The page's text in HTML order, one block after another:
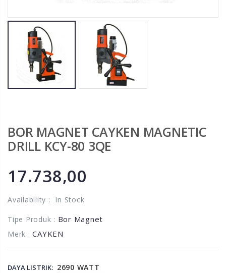
BOR MAGNET CAYKEN MAGNETIC
DRILL KCY-80 3QE
17.738,00
Availability : In Stock
Tipe Produk : Bor Magnet
Merk : CAYKEN
DAYA LISTRIK: 2690 WATT